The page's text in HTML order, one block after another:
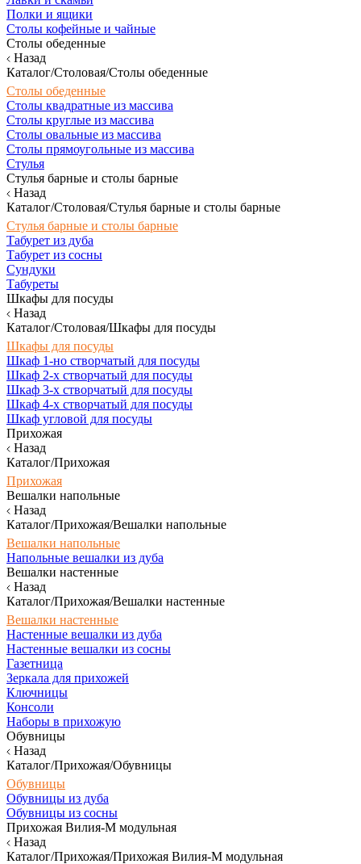
Полки и ящики
Столы кофейные и чайные
Столы обеденные
Назад
Каталог/Столовая/Столы обеденные
Столы обеденные
Столы квадратные из массива
Столы круглые из массива
Столы овальные из массива
Столы прямоугольные из массива
Стулья
Стулья барные и столы барные
Назад
Каталог/Столовая/Стулья барные и столы барные
Стулья барные и столы барные
Табурет из дуба
Табурет из сосны
Сундуки
Табуреты
Шкафы для посуды
Назад
Каталог/Столовая/Шкафы для посуды
Шкафы для посуды
Шкаф 1-но створчатый для посуды
Шкаф 2-х створчатый для посуды
Шкаф 3-х створчатый для посуды
Шкаф 4-х створчатый для посуды
Шкаф угловой для посуды
Прихожая
Назад
Каталог/Прихожая
Прихожая
Вешалки напольные
Назад
Каталог/Прихожая/Вешалки напольные
Вешалки напольные
Напольные вешалки из дуба
Вешалки настенные
Назад
Каталог/Прихожая/Вешалки настенные
Вешалки настенные
Настенные вешалки из дуба
Настенные вешалки из сосны
Газетница
Зеркала для прихожей
Ключницы
Консоли
Наборы в прихожую
Обувницы
Назад
Каталог/Прихожая/Обувницы
Обувницы
Обувницы из дуба
Обувницы из сосны
Прихожая Вилия-М модульная
Назад
Каталог/Прихожая/Прихожая Вилия-М модульная